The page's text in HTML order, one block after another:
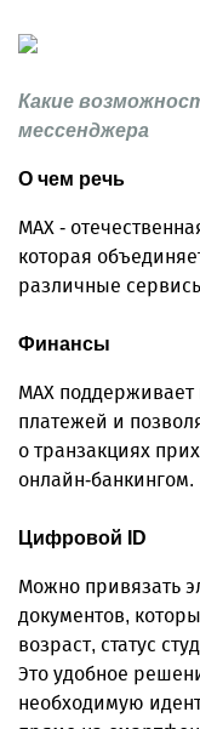
Какие
мессенджера
О чем речь
MAX -
которая
различные
Финансы
MAX
платежей и
о транзакциях
онлайн-банкингом.
Цифровой ID
Можно привязать
документов,
возраст, статус
Это удобное
необходимую